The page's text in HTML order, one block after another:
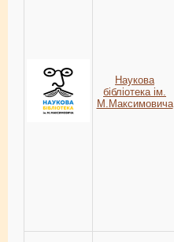
Наукова
бібліотека ім.
М.Максимовича